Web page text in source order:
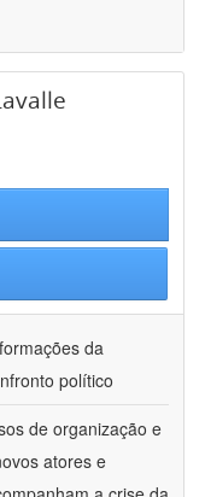
da
político
de organização e
atores e